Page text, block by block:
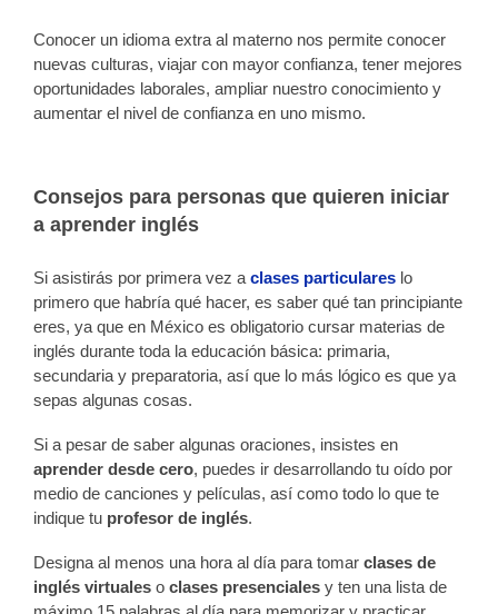
Conocer un idioma extra al materno nos permite conocer
nuevas culturas, viajar con mayor confianza, tener mejores
oportunidades laborales, ampliar nuestro conocimiento y
aumentar el nivel de confianza en uno mismo.
Consejos para personas que quieren iniciar
a aprender inglés
Si asistirás por primera vez a clases particulares lo
primero que habría qué hacer, es saber qué tan principiante
eres, ya que en México es obligatorio cursar materias de
inglés durante toda la educación básica: primaria,
secundaria y preparatoria, así que lo más lógico es que ya
sepas algunas cosas.
Si a pesar de saber algunas oraciones, insistes en
aprender desde cero, puedes ir desarrollando tu oído por
medio de canciones y películas, así como todo lo que te
indique tu profesor de inglés.
Designa al menos una hora al día para tomar clases de
inglés virtuales o clases presenciales y ten una lista de